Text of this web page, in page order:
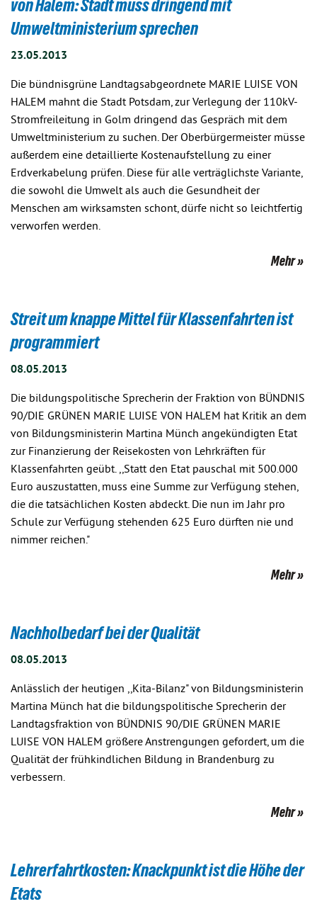
von Halem: Stadt muss dringend mit
Umweltministerium sprechen
23.05.2013
Die bündnisgrüne Landtagsabgeordnete MARIE LUISE VON
HALEM mahnt die Stadt Potsdam, zur Verlegung der 110kV-
Stromfreileitung in Golm dringend das Gespräch mit dem
Umweltministerium zu suchen. Der Oberbürgermeister müsse
außerdem eine detaillierte Kostenaufstellung zu einer
Erdverkabelung prüfen. Diese für alle verträglichste Variante,
die sowohl die Umwelt als auch die Gesundheit der
Menschen am wirksamsten schont, dürfe nicht so leichtfertig
verworfen werden.
Mehr
Streit um knappe Mittel für Klassenfahrten ist
programmiert
08.05.2013
Die bildungspolitische Sprecherin der Fraktion von BÜNDNIS
90/DIE GRÜNEN MARIE LUISE VON HALEM hat Kritik an dem
von Bildungsministerin Martina Münch angekündigten Etat
zur Finanzierung der Reisekosten von Lehrkräften für
Klassenfahrten geübt. ,,Statt den Etat pauschal mit 500.000
Euro auszustatten, muss eine Summe zur Verfügung stehen,
die die tatsächlichen Kosten abdeckt. Die nun im Jahr pro
Schule zur Verfügung stehenden 625 Euro dürften nie und
nimmer reichen."
Mehr
Nachholbedarf bei der Qualität
08.05.2013
Anlässlich der heutigen ,,Kita-Bilanz" von Bildungsministerin
Martina Münch hat die bildungspolitische Sprecherin der
Landtagsfraktion von BÜNDNIS 90/DIE GRÜNEN MARIE
LUISE VON HALEM größere Anstrengungen gefordert, um die
Qualität der frühkindlichen Bildung in Brandenburg zu
verbessern.
Mehr
Lehrerfahrtkosten: Knackpunkt ist die Höhe der
Etats